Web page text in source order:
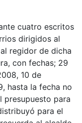
cuatro escritos
dirigidos al
regidor de dicha
con fechas; 29
10 de
hasta la fecha no
presupuesto para
para el